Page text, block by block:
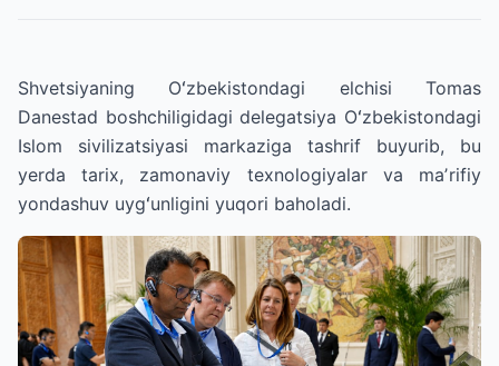
Shvetsiyaning Oʻzbekistondagi elchisi Tomas
Danestad boshchiligidagi delegatsiya Oʻzbekistondagi
Islom sivilizatsiyasi markaziga tashrif buyurib, bu
yerda tarix, zamonaviy texnologiyalar va maʼrifiy
yondashuv uygʻunligini yuqori baholadi.